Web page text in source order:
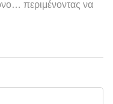
περιμένοντας να